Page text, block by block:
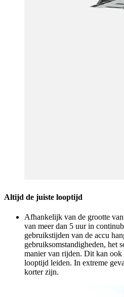
Altijd de juiste looptijd
Afhankelijk van de grootte
van meer dan 5 uur in
gebruikstijden van de accu
gebruiksomstandigheden, het
manier van rijden. Dit kan ook
looptijd leiden. In extreme
korter zijn.